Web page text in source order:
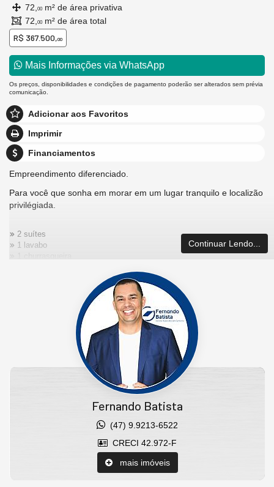
72, 00 m² de área privativa
72, 00 m² de área total
R$ 367.500,00
Mais Informações via WhatsApp
Os preços, disponibilidades e condições de pagamento poderão ser alterados sem prévia
comunicação.
Adicionar aos Favoritos
Imprimir
Financiamentos
Empreendimento diferenciado.
Para você que sonha em morar em um lugar tranquilo e localizão
privilégiada.
2 suítes
1 lavabo
1 vaga de garagem privativa
Características do Imóvel
Acabamento em Gesso
Continuar Lendo...
Fernando Batista
(47) 9.9213-6522
CRECI 42.972-F
mais imóveis